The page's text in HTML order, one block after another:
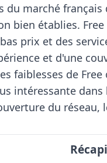
du marché
bien établies.
prix et des
et d'une
faiblesses de
intéressante
du